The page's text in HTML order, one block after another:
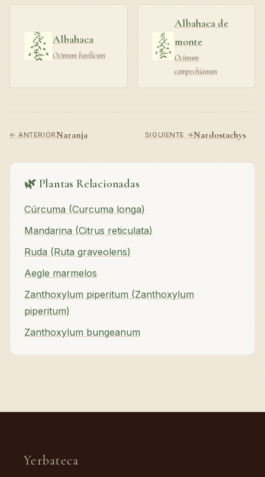
Albahaca
Ocimum basilicum
Albahaca de
monte
Ocimum
campechianum
← ANTERIOR Naranja SIGUIENTE →Nardostachys
🌿 Plantas Relacionadas
Cúrcuma (Curcuma longa)
Mandarina (Citrus reticulata)
Ruda (Ruta graveolens)
Aegle marmelos
Zanthoxylum piperitum (Zanthoxylum
piperitum)
Zanthoxylum bungeanum
Yerbateca